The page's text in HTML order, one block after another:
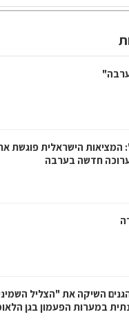
המציאות הישראלית פוגשת
חדשה בערבה
השיקה את "הצליל
במערות הפעמון בגן